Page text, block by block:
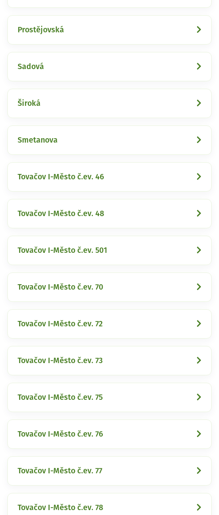
Prostějovská
Sadová
Široká
Smetanova
Tovačov I-Město č.ev. 46
Tovačov I-Město č.ev. 48
Tovačov I-Město č.ev. 501
Tovačov I-Město č.ev. 70
Tovačov I-Město č.ev. 72
Tovačov I-Město č.ev. 73
Tovačov I-Město č.ev. 75
Tovačov I-Město č.ev. 76
Tovačov I-Město č.ev. 77
Tovačov I-Město č.ev. 78